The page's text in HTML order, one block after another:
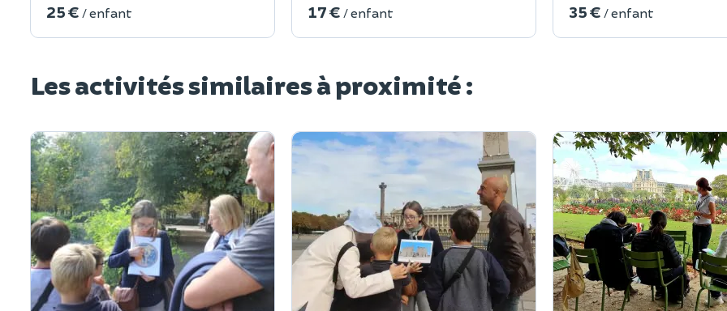
25 € / enfant 17 € / enfant 35 € / enfant
Les activités similaires à proximité :